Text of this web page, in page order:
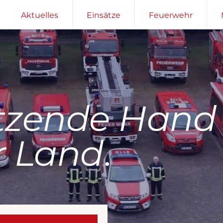
Aktuelles Einsätze Feuerwehr
Hand
Land.